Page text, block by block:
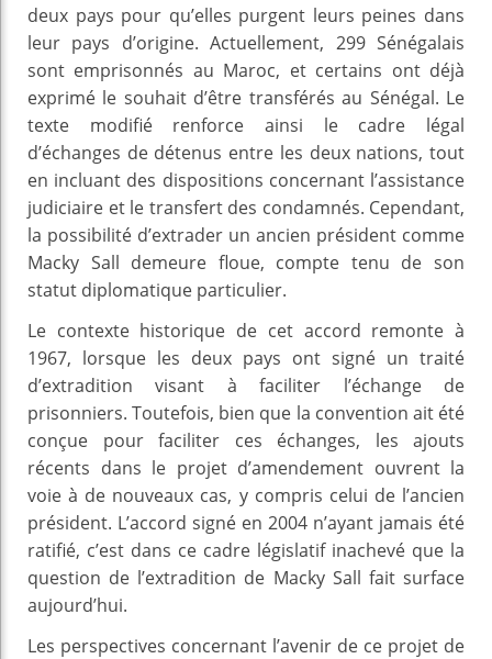
deux pays pour qu’elles purgent leurs peines dans
leur pays d’origine. Actuellement, 299 Sénégalais
sont emprisonnés au Maroc, et certains ont déjà
exprimé le souhait d’être transférés au Sénégal. Le
texte modifié renforce ainsi le cadre légal
d’échanges de détenus entre les deux nations, tout
en incluant des dispositions concernant l’assistance
judiciaire et le transfert des condamnés. Cependant,
la possibilité d’extrader un ancien président comme
Macky Sall demeure floue, compte tenu de son
statut diplomatique particulier.
Le contexte historique de cet accord remonte à
1967, lorsque les deux pays ont signé un traité
d’extradition visant à faciliter l’échange de
prisonniers. Toutefois, bien que la convention ait été
conçue pour faciliter ces échanges, les ajouts
récents dans le projet d’amendement ouvrent la
voie à de nouveaux cas, y compris celui de l’ancien
président. L’accord signé en 2004 n’ayant jamais été
ratifié, c’est dans ce cadre législatif inachevé que la
question de l’extradition de Macky Sall fait surface
aujourd’hui.
Les perspectives concernant l’avenir de ce projet de